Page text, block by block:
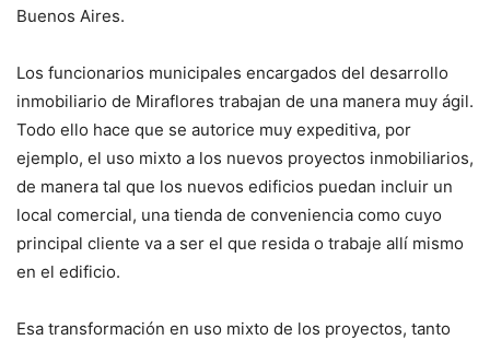
Buenos Aires.
Los funcionarios municipales encargados del desarrollo
inmobiliario de Miraflores trabajan de una manera muy ágil.
Todo ello hace que se autorice muy expeditiva, por
ejemplo, el uso mixto a los nuevos proyectos inmobiliarios,
de manera tal que los nuevos edificios puedan incluir un
local comercial, una tienda de conveniencia como cuyo
principal cliente va a ser el que resida o trabaje allí mismo
en el edificio.
Esa transformación en uso mixto de los proyectos, tanto